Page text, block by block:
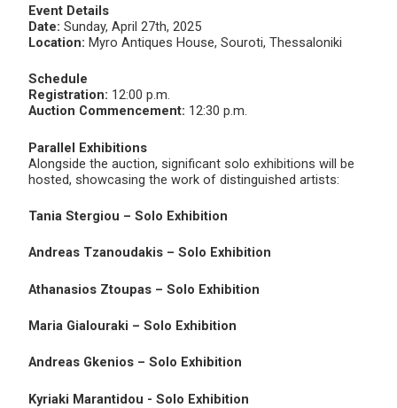
Event Details
Date: Sunday, April 27th, 2025
Location: Myro Antiques House, Souroti, Thessaloniki
Schedule
Registration: 12:00 p.m.
Auction Commencement: 12:30 p.m.
Parallel Exhibitions
Alongside the auction, significant solo exhibitions will be
hosted, showcasing the work of distinguished artists:
Tania Stergiou – Solo Exhibition
Andreas Tzanoudakis – Solo Exhibition
Athanasios Ztoupas – Solo Exhibition
Maria Gialouraki – Solo Exhibition
Andreas Gkenios – Solo Exhibition
Kyriaki Marantidou - Solo Exhibition